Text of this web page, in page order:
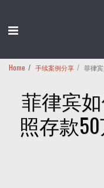
Home 手续案例分享 菲律
菲律宾
照存款